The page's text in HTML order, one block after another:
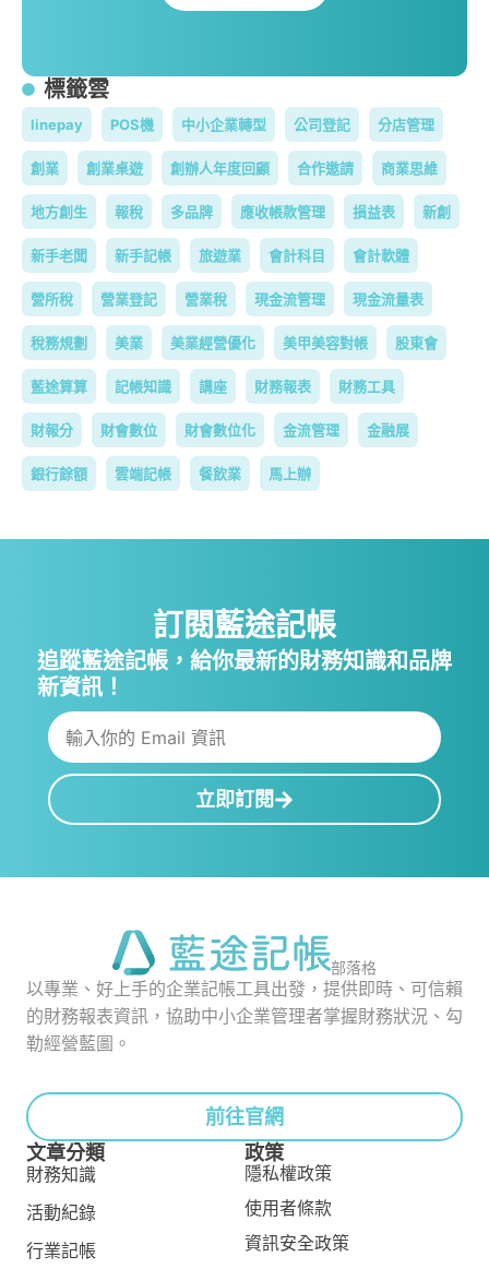
標籤雲
linepay POS機 中小企業轉型 公司登記 分店管理
創業 創業桌遊 創辦人年度回顧 合作邀請 商業思維
地方創生 報稅 多品牌 應收帳款管理 損益表 新創
新手老闆 新手記帳 旅遊業 會計科目 會計軟體
營所稅 營業登記 營業稅 現金流管理 現金流量表
稅務規劃 美業 美業經營優化 美甲美容對帳 股東會
藍途算算 記帳知識 講座 財務報表 財務工具
財報分 財會數位 財會數位化 金流管理 金融展
銀行餘額 雲端記帳 餐飲業 馬上辦
訂閱藍途記帳
追蹤藍途記帳，給你最新的財務知識和品牌
新資訊！
立即訂閱
部落格
以專業、好上手的企業記帳工具出發，提供即時、可信賴
的財務報表資訊，協助中小企業管理者掌握財務狀況、勾
勒經營藍圖。
前往官網
文章分類
財務知識
活動紀錄
行業記帳
政策
隱私權政策
使用者條款
資訊安全政策